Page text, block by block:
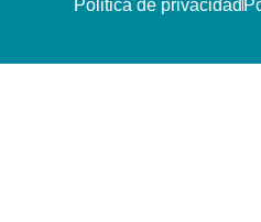
Politica de privacidad